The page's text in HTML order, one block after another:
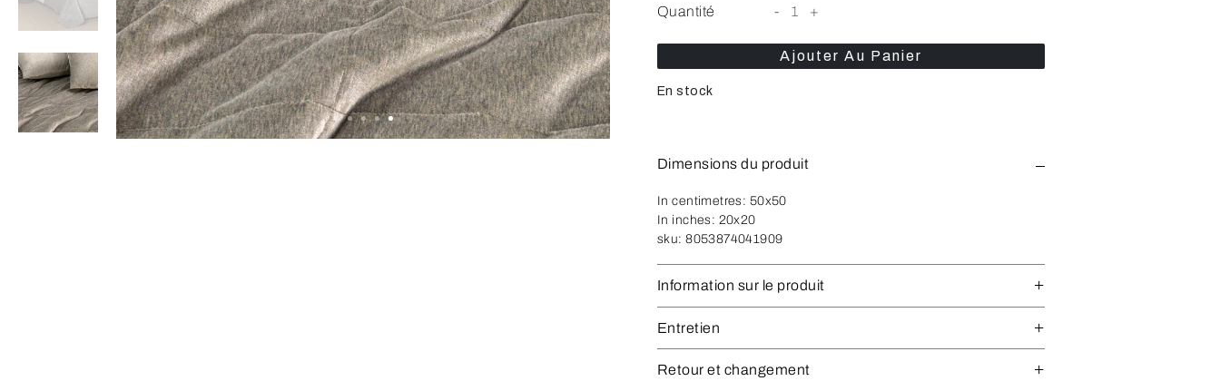
Quantité - 1 +
Ajouter Au Panier
En stock
Dimensions du produit
In centimetres: 50x50
In inches: 20x20
sku: 8053874041909
Information sur le produit
Entretien
Retour et changement